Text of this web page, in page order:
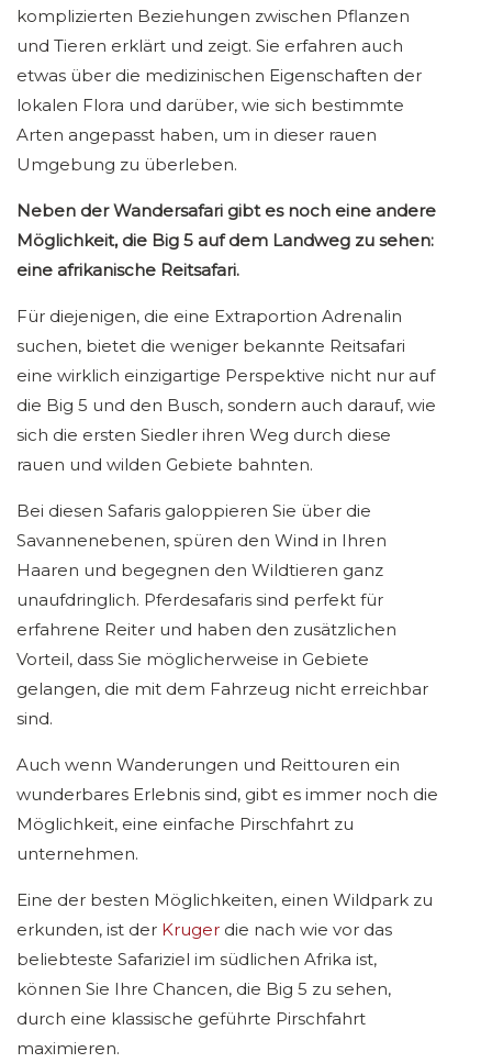
komplizierten Beziehungen zwischen Pflanzen
und Tieren erklärt und zeigt. Sie erfahren auch
etwas über die medizinischen Eigenschaften der
lokalen Flora und darüber, wie sich bestimmte
Arten angepasst haben, um in dieser rauen
Umgebung zu überleben.
Neben der Wandersafari gibt es noch eine andere
Möglichkeit, die Big 5 auf dem Landweg zu sehen:
eine afrikanische Reitsafari.
Für diejenigen, die eine Extraportion Adrenalin
suchen, bietet die weniger bekannte Reitsafari
eine wirklich einzigartige Perspektive nicht nur auf
die Big 5 und den Busch, sondern auch darauf, wie
sich die ersten Siedler ihren Weg durch diese
rauen und wilden Gebiete bahnten.
Bei diesen Safaris galoppieren Sie über die
Savannenebenen, spüren den Wind in Ihren
Haaren und begegnen den Wildtieren ganz
unaufdringlich. Pferdesafaris sind perfekt für
erfahrene Reiter und haben den zusätzlichen
Vorteil, dass Sie möglicherweise in Gebiete
gelangen, die mit dem Fahrzeug nicht erreichbar
sind.
Auch wenn Wanderungen und Reittouren ein
wunderbares Erlebnis sind, gibt es immer noch die
Möglichkeit, eine einfache Pirschfahrt zu
unternehmen.
Eine der besten Möglichkeiten, einen Wildpark zu
erkunden, ist der Kruger die nach wie vor das
beliebteste Safariziel im südlichen Afrika ist,
können Sie Ihre Chancen, die Big 5 zu sehen,
durch eine klassische geführte Pirschfahrt
maximieren.